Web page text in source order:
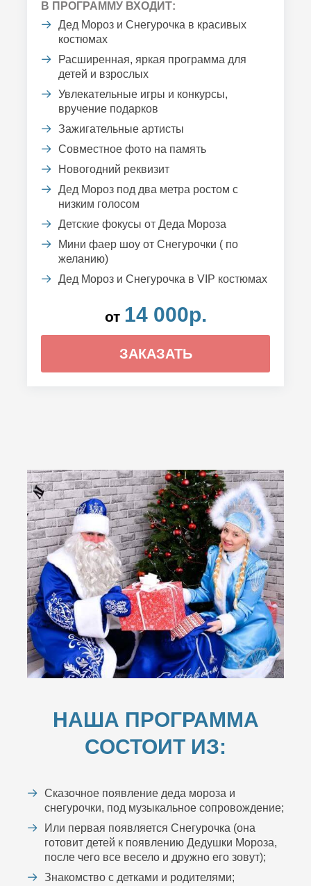
В ПРОГРАММУ ВХОДИТ:
Дед Мороз и Снегурочка в красивых
костюмах
Расширенная, яркая программа для
детей и взрослых
Увлекательные игры и конкурсы,
вручение подарков
Зажигательные артисты
Совместное фото на память
Новогодний реквизит
Дед Мороз под два метра ростом с
низким голосом
Детские фокусы от Деда Мороза
Мини фаер шоу от Снегурочки ( по
желанию)
Дед Мороз и Снегурочка в VIP костюмах
от 14 000р.
ЗАКАЗАТЬ
НАША ПРОГРАММА
СОСТОИТ ИЗ:
Сказочное появление деда мороза и
снегурочки, под музыкальное сопровождение;
Или первая появляется Снегурочка (она
готовит детей к появлению Дедушки Мороза,
после чего все весело и дружно его зовут);
Знакомство с детками и родителями;